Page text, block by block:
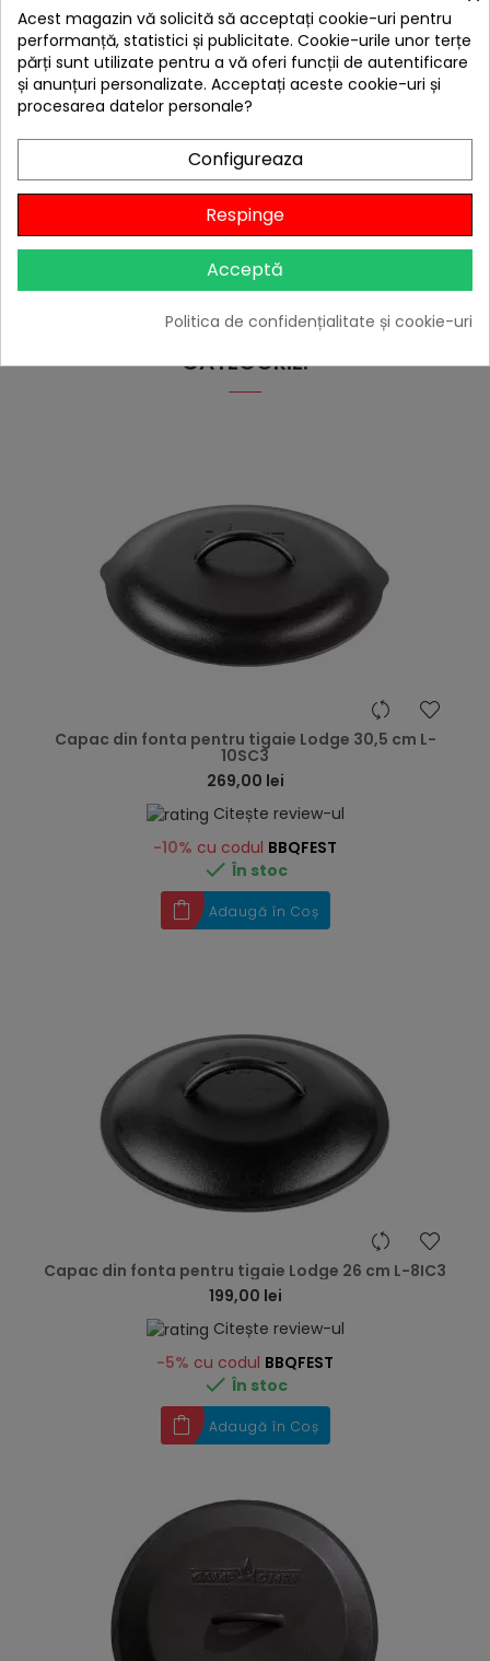
Perie pentru curatat vasele din fonta Lodge 25 cm L-
SCRBRSH
69,00 lei
Citește review-ul
În stoc
Adaugă în Coș
4 ALTE PRODUSE IN ACEEASI
CATEGORIE:
Capac din fonta pentru tigaie Lodge 30,5 cm L-
10SC3
269,00 lei
Citește review-ul
-10% cu codul BBQFEST
 În stoc
Adaugă în Coș
Capac din fonta pentru tigaie Lodge 26 cm L-8IC3
199,00 lei
Citește review-ul
-5% cu codul BBQFEST
 În stoc
Adaugă în Coș
Acest magazin vă solicită să acceptați cookie-uri pentru
performanță, statistici și publicitate. Cookie-urile unor terțe
părți sunt utilizate pentru a vă oferi funcții de autentificare
și anunțuri personalizate. Acceptați aceste cookie-uri și
procesarea datelor personale?
Configureaza
Respinge
Acceptă
Politica de confidențialitate și cookie-uri